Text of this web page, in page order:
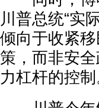
川普总统“实
倾向于收紧
策，而非安
力杠杆的控制